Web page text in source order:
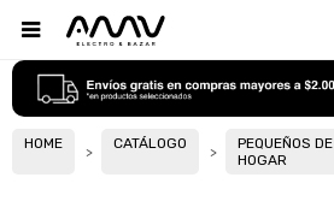

HOME CATÁLOGO
PEQUEÑOS DE
HOGAR